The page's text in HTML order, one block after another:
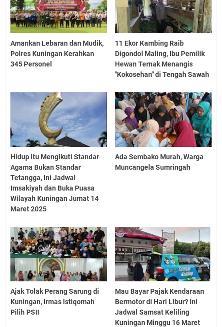
Amankan Lebaran dan Mudik,
Polres Kuningan Kerahkan
345 Personel
11 Ekor Kambing Raib
Digondol Maling, Ibu Pemilik
Hewan Ternak Menangis
"Kokosehan" di Tengah Sawah
Hidup itu Mengikuti Standar
Agama Bukan Standar
Tetangga, Ini Jadwal
Imsakiyah dan Buka Puasa
Wilayah Kuningan Jumat 14
Maret 2025
Ada Sembako Murah, Warga
Muncangela Sumringah
Ajak Tolak Perang Sarung di
Kuningan, Irmas Istiqomah
Pilih PSII
Mau Bayar Pajak Kendaraan
Bermotor di Hari Libur? Ini
Jadwal Samsat Keliling
Kuningan Minggu 16 Maret